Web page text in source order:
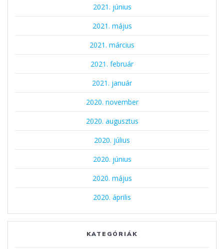
2021. június
2021. május
2021. március
2021. február
2021. január
2020. november
2020. augusztus
2020. július
2020. június
2020. május
2020. április
KATEGÓRIÁK